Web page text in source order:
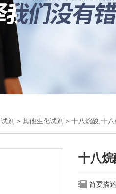
剂 > 其他生化试剂 > 十八烷酸,十八
十八
简要描述